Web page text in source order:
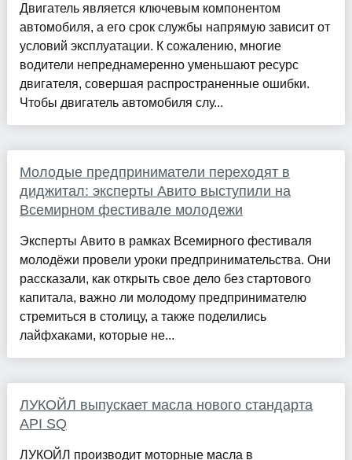
Двигатель является ключевым компонентом
автомобиля, а его срок службы напрямую зависит от
условий эксплуатации. К сожалению, многие
водители непреднамеренно уменьшают ресурс
двигателя, совершая распространенные ошибки.
Чтобы двигатель автомобиля слу...
Молодые предприниматели переходят в
диджитал: эксперты Авито выступили на
Всемирном фестивале молодежи
Эксперты Авито в рамках Всемирного фестиваля
молодёжи провели уроки предпринимательства. Они
рассказали, как открыть свое дело без стартового
капитала, важно ли молодому предпринимателю
стремиться в столицу, а также поделились
лайфхаками, которые не...
ЛУКОЙЛ выпускает масла нового стандарта
API SQ
ЛУКОЙЛ производит моторные масла в